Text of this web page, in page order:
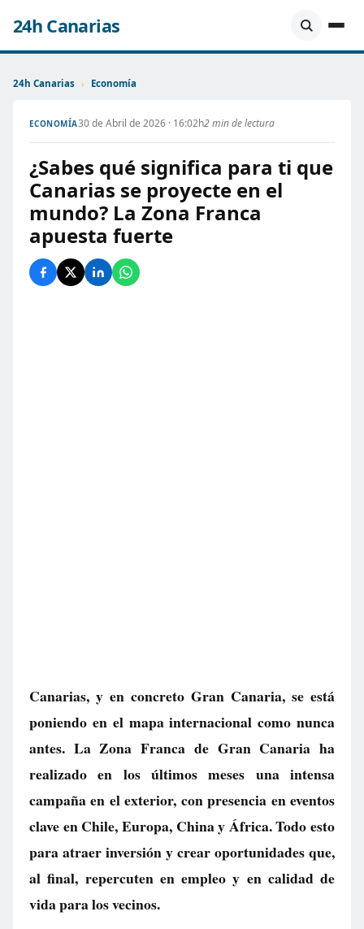
24h Canarias
24h Canarias › Economía
ECONOMÍA30 de Abril de 2026 · 16:02h2 min de lectura
¿Sabes qué significa para ti que
Canarias se proyecte en el
mundo? La Zona Franca
apuesta fuerte
Canarias, y en concreto Gran Canaria, se está
poniendo en el mapa internacional como nunca
antes. La Zona Franca de Gran Canaria ha
realizado en los últimos meses una intensa
campaña en el exterior, con presencia en eventos
clave en Chile, Europa, China y África. Todo esto
para atraer inversión y crear oportunidades que,
al final, repercuten en empleo y en calidad de
vida para los vecinos.